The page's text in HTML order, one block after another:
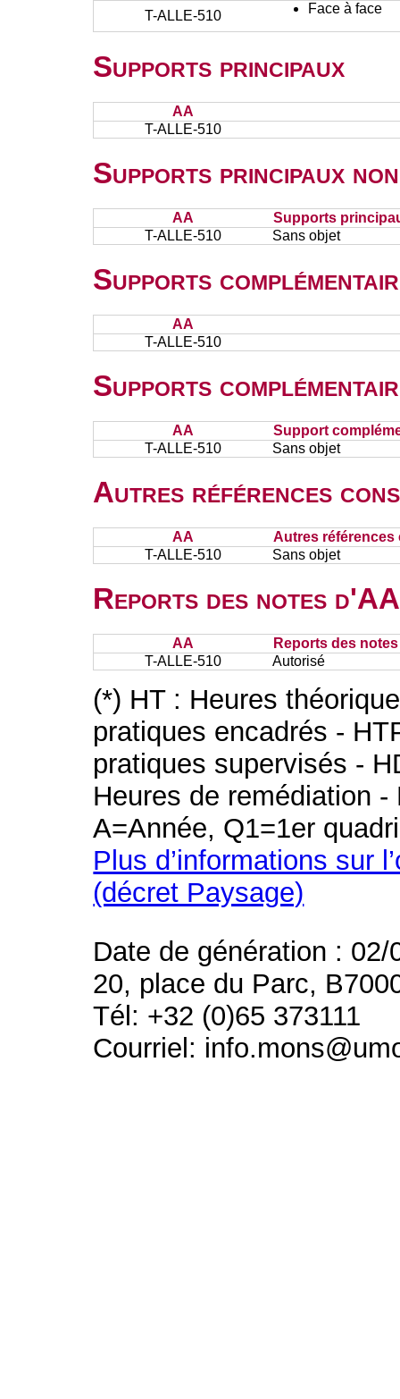
T-ALLE-510
Face à face
Supports principaux
AA
T-ALLE-510
Supports principaux
AA
Supports
T-ALLE-510
Sans objet
Supports
AA
T-ALLE-510
Supports
AA
Support
T-ALLE-510
Sans objet
Autres références
AA
Autres références
T-ALLE-510
Sans objet
Reports des notes
AA
Reports des
T-ALLE-510
Autorisé
(*) HT : Heures
pratiques encadrés -
pratiques supervisés -
Heures de remédiation
A=Année, Q1=1er
Plus d’informations sur
(décret Paysage)
Date de génération : 02/
20, place du Parc,
Tél: +32 (0)65 373111
Courriel: